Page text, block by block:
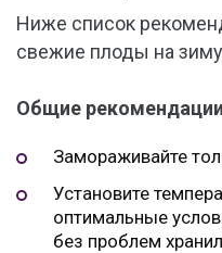
Ниже список
свежие плоды на
Общие
Замораживайте
Установите
оптимальные
без проблем